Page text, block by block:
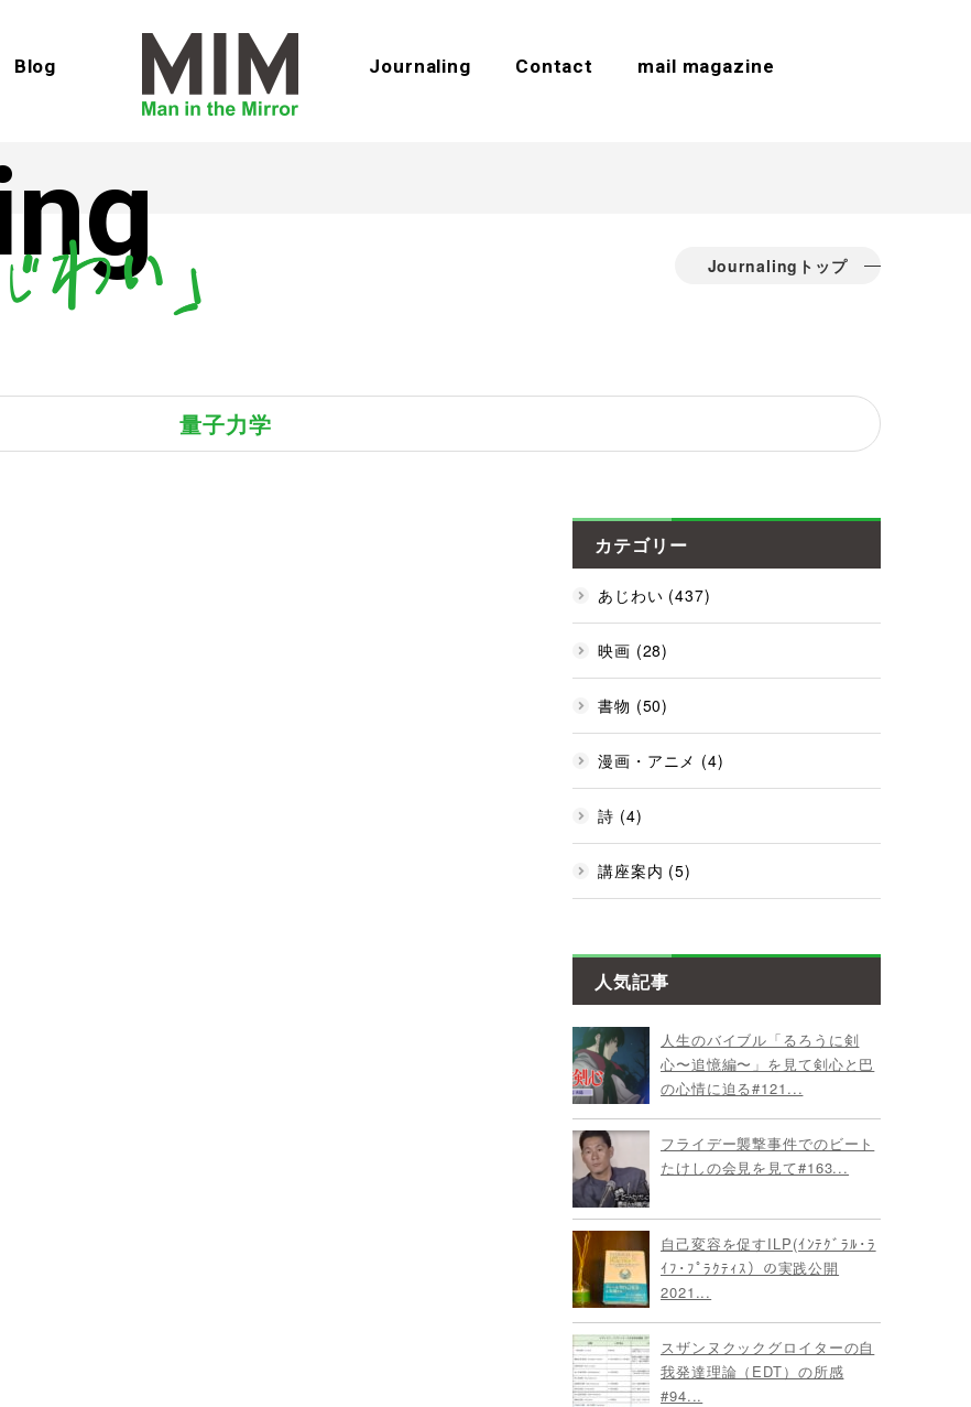
Blog Journaling Contact mail magazine
Journalingトップ
量子力学
カテゴリー
あじわい (437)
映画 (28)
書物 (50)
漫画・アニメ (4)
詩 (4)
講座案内 (5)
人気記事
人生のバイブル「るろうに剣
心〜追憶編〜」を見て剣心と巴
の心情に迫る#121...
フライデー襲撃事件でのビート
たけしの会見を見て#163...
自己変容を促すILP(ｲﾝﾃｸﾞﾗﾙ･ﾗ
ｲﾌ･ﾌﾟﾗｸﾃｨｽ）の実践公開
2021...
スザンヌクックグロイターの自
我発達理論（EDT）の所感
#94...